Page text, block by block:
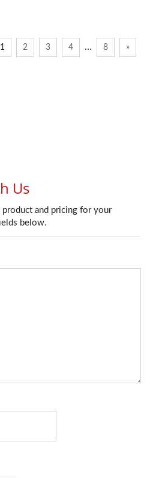
1 2 3 4 … 8 »